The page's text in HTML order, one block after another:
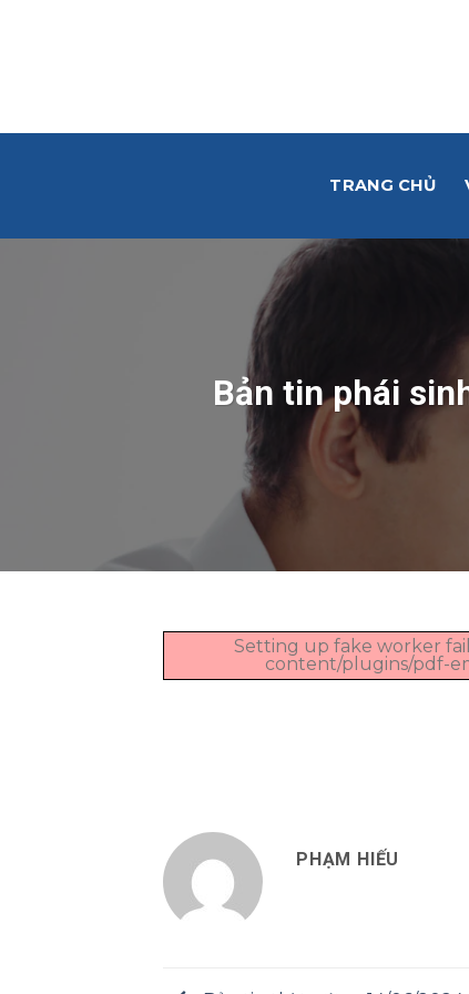
TRANG CHỦ
Bản tin phái
Setting up fake worker
content/plugins/pdf-
PHẠM HIẾU